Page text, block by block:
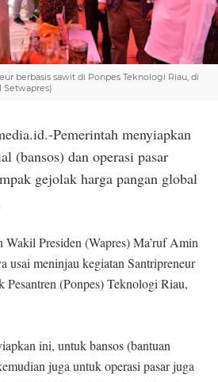
berbasis sawit di Ponpes Teknologi Riau, di
Setwapres)
Pemerintah menyiapkan
(bansos) dan operasi pasar
gejolak harga pangan global
Wakil Presiden (Wapres) Ma’ruf Amin
usai meninjau kegiatan Santripreneur
Pesantren (Ponpes) Teknologi Riau,
ini, untuk bansos (bantuan
juga untuk operasi pasar juga